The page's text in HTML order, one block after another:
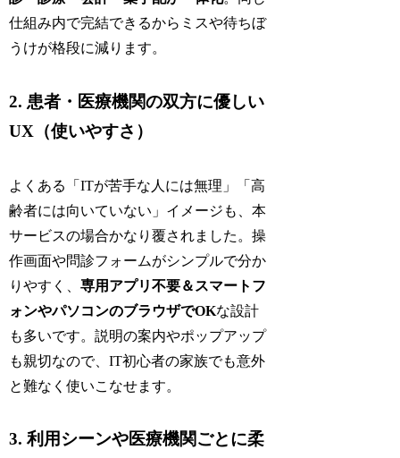
仕組み内で完結できるからミスや待ちぼ
うけが格段に減ります。
2. 患者・医療機関の双方に優しい
UX（使いやすさ）
よくある「ITが苦手な人には無理」「高
齢者には向いていない」イメージも、本
サービスの場合かなり覆されました。操
作画面や問診フォームがシンプルで分か
りやすく、専用アプリ不要＆スマートフ
ォンやパソコンのブラウザでOKな設計
も多いです。説明の案内やポップアップ
も親切なので、IT初心者の家族でも意外
と難なく使いこなせます。
3. 利用シーンや医療機関ごとに柔